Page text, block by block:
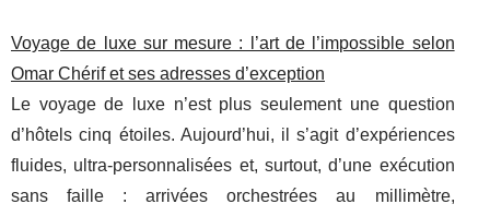
Voyage de luxe sur mesure : l’art de l’impossible selon
Omar Chérif et ses adresses d’exception
Le voyage de luxe n’est plus seulement une question
d’hôtels cinq étoiles. Aujourd’hui, il s’agit d’expériences
fluides, ultra-personnalisées et, surtout, d’une exécution
sans faille : arrivées orchestrées au millimètre,